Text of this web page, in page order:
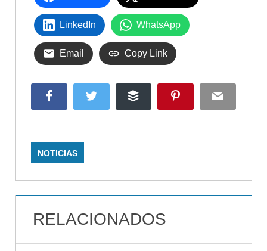
LinkedIn WhatsApp
Email Copy Link
FacebookTwitter Buffer Pinterest Email
NOTICIAS
RELACIONADOS